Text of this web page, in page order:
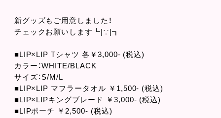
新グッズもご用意しました！
チェックお願いします┗|∵|┓
■LIP×LIP Tシャツ 各￥3,000- (税込)
カラー：WHITE/BLACK
サイズ：S/M/L
■LIP×LIP マフラータオル ￥1,500- (税込)
■LIP×LIPキングブレード ￥3,000- (税込)
■LIPポーチ ￥2,500- (税込)